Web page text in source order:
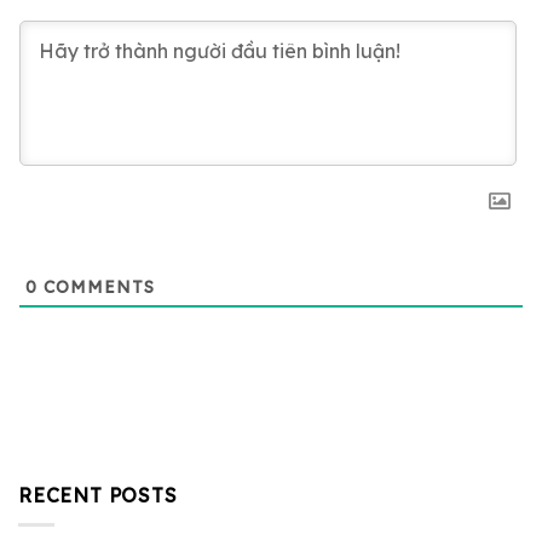
0 COMMENTS
RECENT POSTS